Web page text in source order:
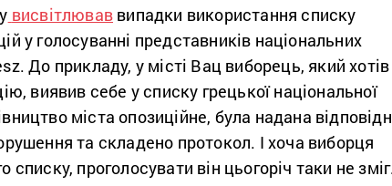
висвітлював випадки використання списку
у голосуванні представників національних
До прикладу, у місті Вац виборець, який хотів
виявив себе у списку грецької національної
міста опозиційне, була надана
та складено протокол. І хоча виборця
списку, проголосувати він цьогоріч таки не